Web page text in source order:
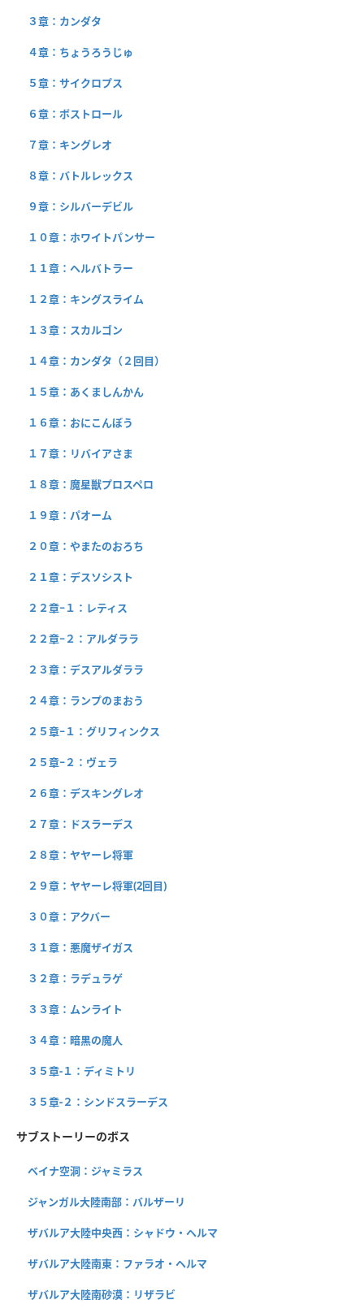
３章：カンダタ
４章：ちょうろうじゅ
５章：サイクロプス
６章：ボストロール
７章：キングレオ
８章：バトルレックス
９章：シルバーデビル
１０章：ホワイトパンサー
１１章：ヘルバトラー
１２章：キングスライム
１３章：スカルゴン
１４章：カンダタ（２回目）
１５章：あくましんかん
１６章：おにこんぼう
１７章：リバイアさま
１８章：魔星獣プロスペロ
１９章：パオーム
２０章：やまたのおろち
２１章：デスソシスト
２２章−１：レティス
２２章−２：アルダララ
２３章：デスアルダララ
２４章：ランプのまおう
２５章−１：グリフィンクス
２５章−２：ヴェラ
２６章：デスキングレオ
２７章：ドスラーデス
２８章：ヤヤーレ将軍
２９章：ヤヤーレ将軍(2回目)
３０章：アクバー
３１章：悪魔ザイガス
３２章：ラデュラゲ
３３章：ムンライト
３４章：暗黒の魔人
３５章-１：ディミトリ
３５章-２：シンドスラーデス
サブストーリーのボス
ベイナ空洞：ジャミラス
ジャンガル大陸南部：バルザーリ
ザバルア大陸中央西：シャドウ・ヘルマ
ザバルア大陸南東：ファラオ・ヘルマ
ザバルア大陸南砂漠：リザラビ